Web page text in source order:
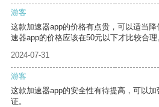
游客
这款加速器app的价格有点贵，可以适当
速器app的价格应该在50元以下才比较合理
2024-07-31
游客
这款加速器app的安全性有待提高，可以
证。